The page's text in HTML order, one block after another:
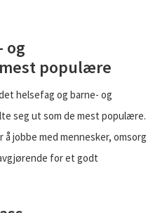
og
populære
helsefag og barne- og
seg ut som de mest populære.
jobbe med mennesker, omsorg
for et godt